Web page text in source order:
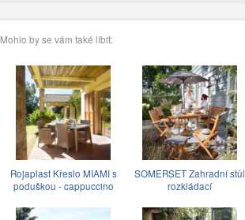
Mohlo by se vám také líbit:
Rojaplast Křeslo MIAMI s
poduškou - cappuccino
SOMERSET Zahradní stůl
rozkládací